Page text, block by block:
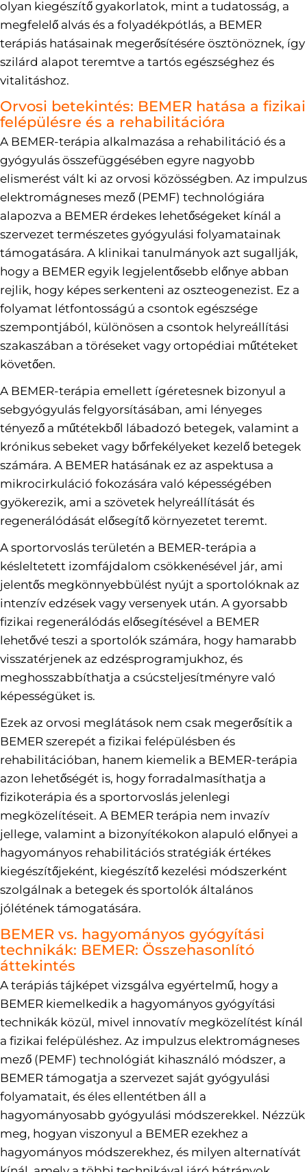
olyan kiegészítő gyakorlatok, mint a tudatosság, a
megfelelő alvás és a folyadékpótlás, a BEMER
terápiás hatásainak megerősítésére ösztönöznek, így
szilárd alapot teremtve a tartós egészséghez és
vitalitáshoz.
Orvosi betekintés: BEMER hatása a fizikai
felépülésre és a rehabilitációra
A BEMER-terápia alkalmazása a rehabilitáció és a
gyógyulás összefüggésében egyre nagyobb
elismerést vált ki az orvosi közösségben. Az impulzus
elektromágneses mező (PEMF) technológiára
alapozva a BEMER érdekes lehetőségeket kínál a
szervezet természetes gyógyulási folyamatainak
támogatására. A klinikai tanulmányok azt sugallják,
hogy a BEMER egyik legjelentősebb előnye abban
rejlik, hogy képes serkenteni az oszteogenezist. Ez a
folyamat létfontosságú a csontok egészsége
szempontjából, különösen a csontok helyreállítási
szakaszában a töréseket vagy ortopédiai műtéteket
követően.
A BEMER-terápia emellett ígéretesnek bizonyul a
sebgyógyulás felgyorsításában, ami lényeges
tényező a műtétekből lábadozó betegek, valamint a
krónikus sebeket vagy bőrfekélyeket kezelő betegek
számára. A BEMER hatásának ez az aspektusa a
mikrocirkuláció fokozására való képességében
gyökerezik, ami a szövetek helyreállítását és
regenerálódását elősegítő környezetet teremt.
A sportorvoslás területén a BEMER-terápia a
késleltetett izomfájdalom csökkenésével jár, ami
jelentős megkönnyebbülést nyújt a sportolóknak az
intenzív edzések vagy versenyek után. A gyorsabb
fizikai regenerálódás elősegítésével a BEMER
lehetővé teszi a sportolók számára, hogy hamarabb
visszatérjenek az edzésprogramjukhoz, és
meghosszabbíthatja a csúcsteljesítményre való
képességüket is.
Ezek az orvosi meglátások nem csak megerősítik a
BEMER szerepét a fizikai felépülésben és
rehabilitációban, hanem kiemelik a BEMER-terápia
azon lehetőségét is, hogy forradalmasíthatja a
fizikoterápia és a sportorvoslás jelenlegi
megközelítéseit. A BEMER terápia nem invazív
jellege, valamint a bizonyítékokon alapuló előnyei a
hagyományos rehabilitációs stratégiák értékes
kiegészítőjeként, kiegészítő kezelési módszerként
szolgálnak a betegek és sportolók általános
jólétének támogatására.
BEMER vs. hagyományos gyógyítási
technikák: BEMER: Összehasonlító
áttekintés
A terápiás tájképet vizsgálva egyértelmű, hogy a
BEMER kiemelkedik a hagyományos gyógyítási
technikák közül, mivel innovatív megközelítést kínál
a fizikai felépüléshez. Az impulzus elektromágneses
mező (PEMF) technológiát kihasználó módszer, a
BEMER támogatja a szervezet saját gyógyulási
folyamatait, és éles ellentétben áll a
hagyományosabb gyógyulási módszerekkel. Nézzük
meg, hogyan viszonyul a BEMER ezekhez a
hagyományos módszerekhez, és milyen alternatívát